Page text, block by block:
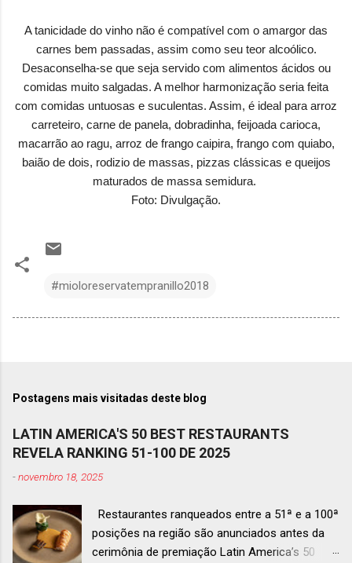
A tanicidade do vinho não é compatível com o amargor das
carnes bem passadas, assim como seu teor alcoólico.
Desaconselha-se que seja servido com alimentos ácidos ou
comidas muito salgadas. A melhor harmonização seria feita
com comidas untuosas e suculentas. Assim, é ideal para arroz
carreteiro, carne de panela, dobradinha, feijoada carioca,
macarrão ao ragu, arroz de frango caipira, frango com quiabo,
baião de dois, rodizio de massas, pizzas clássicas e queijos
maturados de massa semidura.
Foto: Divulgação.
#mioloreservatempranillo2018
Postagens mais visitadas deste blog
LATIN AMERICA'S 50 BEST RESTAURANTS
REVELA RANKING 51-100 DE 2025
-novembro 18, 2025
Restaurantes ranqueados entre a 51ª e a 100ª
posições na região são anunciados antes da
cerimônia de premiação Latin America’s 50